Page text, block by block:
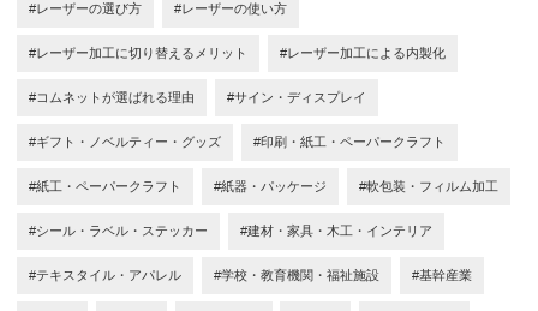
#レーザーの選び方 #レーザーの使い方
#レーザー加工に切り替えるメリット #レーザー加工による内製化
#コムネットが選ばれる理由 #サイン・ディスプレイ
#ギフト・ノベルティー・グッズ #印刷・紙工・ペーパークラフト
#紙工・ペーパークラフト #紙器・パッケージ #軟包装・フィルム加工
#シール・ラベル・ステッカー #建材・家具・木工・インテリア
#テキスタイル・アパレル #学校・教育機関・福祉施設 #基幹産業